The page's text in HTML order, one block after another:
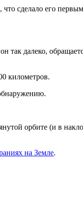
что сделало его
так далеко,
километров.
орбите (и в
на Земле.